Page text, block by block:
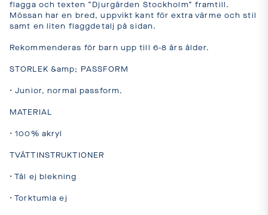
flagga och texten ”Djurgården Stockholm” framtill.
Mössan har en bred, uppvikt kant för extra värme och stil
samt en liten flaggdetalj på sidan.
Rekommenderas för barn upp till 6-8 års ålder.
STORLEK &amp; PASSFORM
• Junior, normal passform.
MATERIAL
• 100% akryl
TVÄTTINSTRUKTIONER
• Tål ej blekning
• Torktumla ej